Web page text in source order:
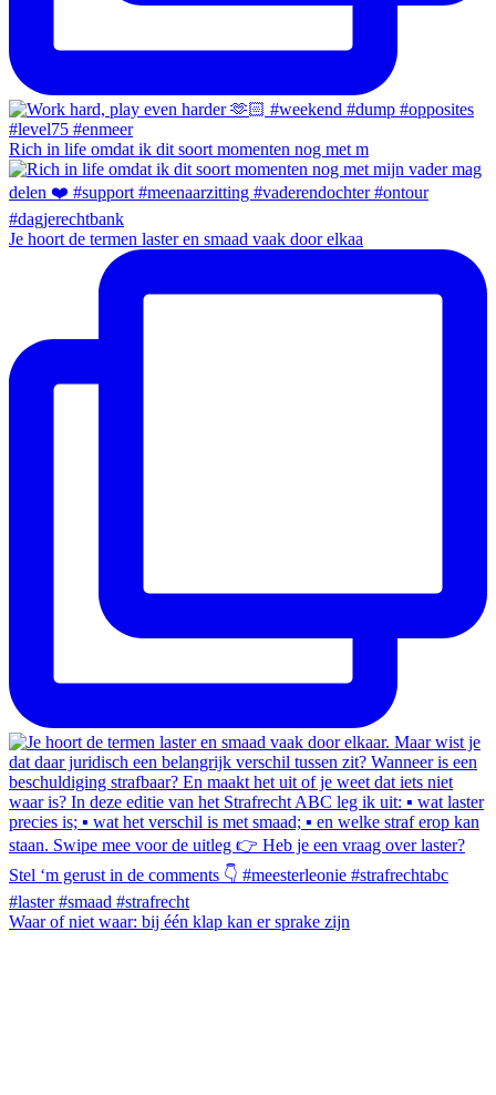
Rich in life omdat ik dit soort momenten nog met m
Je hoort de termen laster en smaad vaak door elkaa
Waar of niet waar: bij één klap kan er sprake zijn